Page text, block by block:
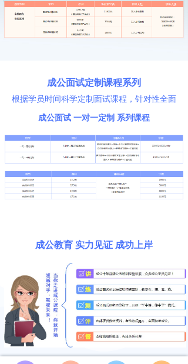
根据学员时间科学定制面试课程，针对性全面
提升
成公面试定制课程系列
成公面试 一对一定制 系列课程
成公教育 实力见证 成功上岸